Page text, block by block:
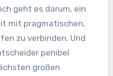
geht es darum, ein
mit pragmatischen,
zu verbinden. Und
penibel
großen